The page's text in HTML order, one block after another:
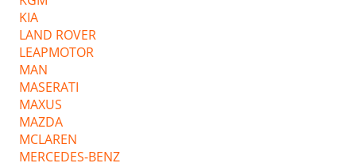
KIA
LAND ROVER
LEAPMOTOR
MAN
MASERATI
MAXUS
MAZDA
MCLAREN
MERCEDES-BENZ